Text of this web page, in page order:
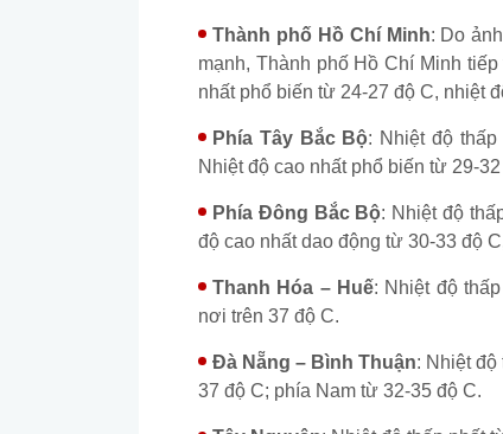
Thành phố Hồ Chí Minh: Do
mạnh, Thành phố Hồ Chí Minh
nhất phổ biến từ 24-27 độ C, nhiệt
Phía Tây Bắc Bộ: Nhiệt độ
Nhiệt độ cao nhất phổ biến từ 29-
Phía Đông Bắc Bộ: Nhiệt độ
độ cao nhất dao động từ 30-33 độ
Thanh Hóa – Huế: Nhiệt độ
nơi trên 37 độ C.
Đà Nẵng – Bình Thuận: Nhiệt
37 độ C; phía Nam từ 32-35 độ C.